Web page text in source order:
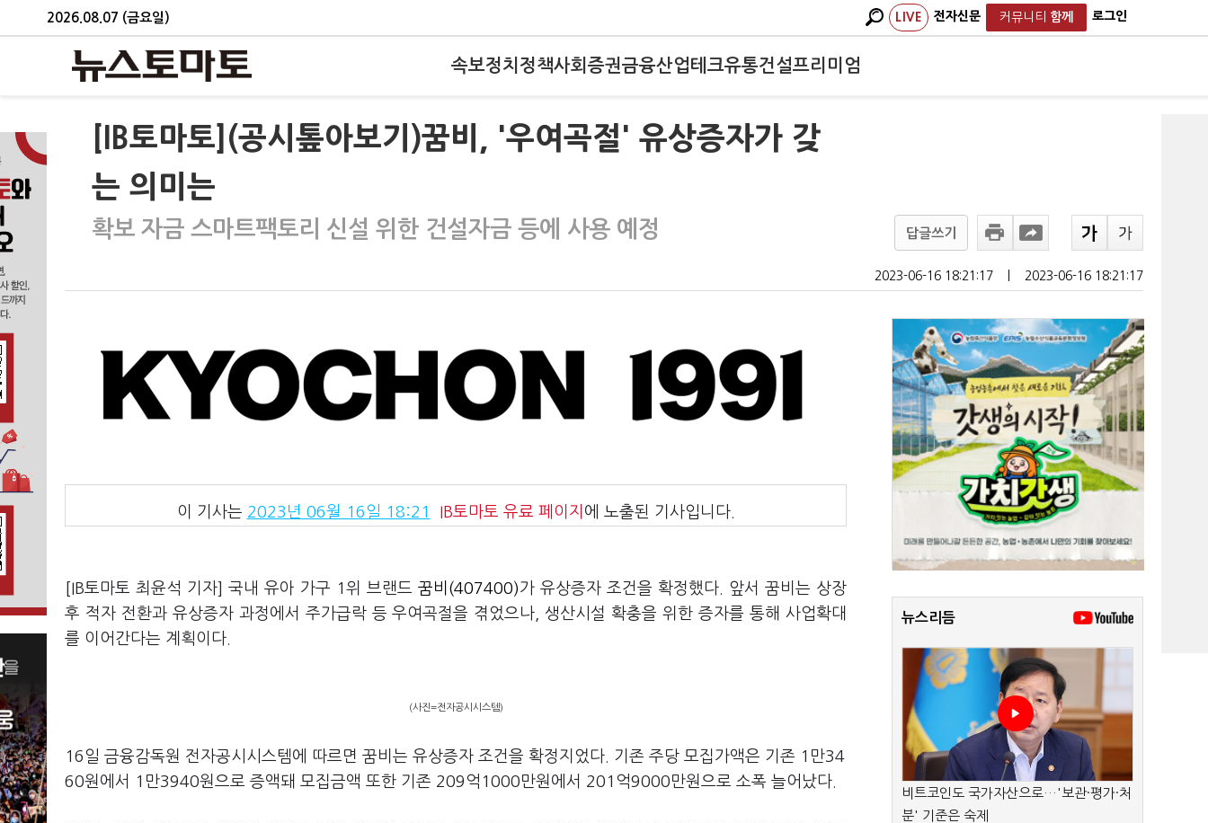
2026.08.07 (금요일) LIVE 전자신문 커뮤니티 함께 로그인
속보정치 정책사회 증권금융산업테크유통건설프리미엄
[IB토마토](공시톺아보기)꿈비, '우여곡절' 유상증자가 갖
는 의미는
확보 자금 스마트팩토리 신설 위한 건설자금 등에 사용 예정 답글쓰기
2023-06-16 18:21:17 2023-06-16 18:21:17
이 기사는 2023년 06월 16일 18:21 IB토마토 유료 페이지 에 노출된 기사입니다.
[IB토마토 최윤석 기자] 국내 유아 가구 1위 브랜드 꿈비(407400)가 유상증자 조건을 확정했다. 앞서 꿈비는 상장
후 적자 전환과 유상증자 과정에서 주가급락 등 우여곡절을 겪었으나, 생산시설 확충을 위한 증자를 통해 사업확대
를 이어간다는 계획이다.
(사진=전자공시시스템)
16일 금융감독원 전자공시시스템에 따르면 꿈비는 유상증자 조건을 확정지었다. 기존 주당 모집가액은 기존 1만34
60원에서 1만3940원으로 증액돼 모집금액 또한 기존 209억1000만원에서 201억9000만원으로 소폭 늘어났다.
뉴스리듬
비트코인도 국가자산으로…'보관·평가·처
분' 기준은 숙제